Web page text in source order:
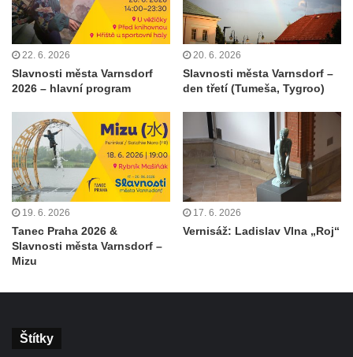
22. 6. 2026
Slavnosti města Varnsdorf
2026 – hlavní program
20. 6. 2026
Slavnosti města Varnsdorf –
den třetí (Tumeša, Tygroo)
19. 6. 2026
Tanec Praha 2026 &
Slavnosti města Varnsdorf –
Mizu
17. 6. 2026
Vernisáž: Ladislav Vlna „Roj“
Štítky